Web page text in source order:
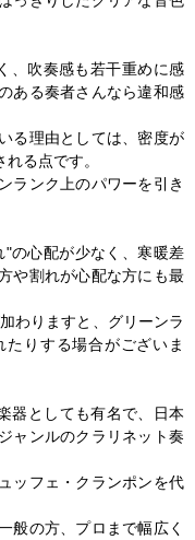
、吹奏感も若干重めに感
ある奏者さんなら違和感
る理由としては、密度が
る点です。
ランク上のパワーを引き
の心配が少なく、寒暖差
や割れが心配な方にも最
わりますと、グリーンラ
りする場合がございま
器としても有名で、日本
ャンルのクラリネット奏
ッフェ・クランポンを代
般の方、プロまで幅広く